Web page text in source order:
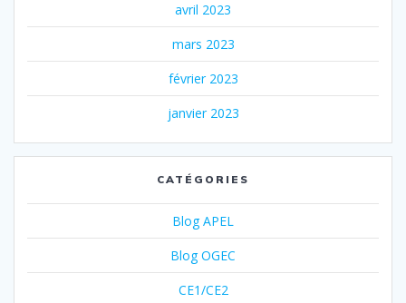
avril 2023
mars 2023
février 2023
janvier 2023
CATÉGORIES
Blog APEL
Blog OGEC
CE1/CE2